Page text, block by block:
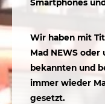
Smartphones
Wir haben mit
Mad NEWS
bekannten und
immer wieder
gesetzt.